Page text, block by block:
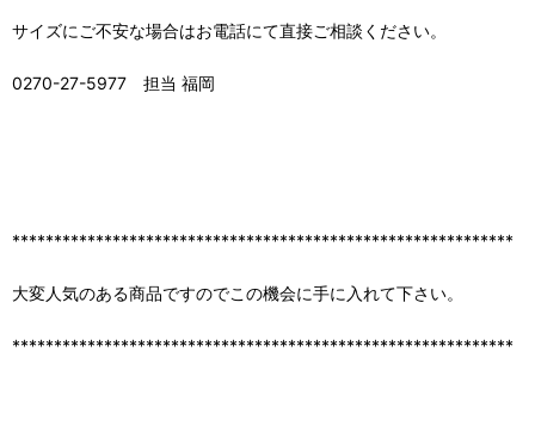
サイズにご不安な場合はお電話にて直接ご相談ください。
0270-27-5977 担当 福岡
************************************************************
大変人気のある商品ですのでこの機会に手に入れて下さい。
************************************************************